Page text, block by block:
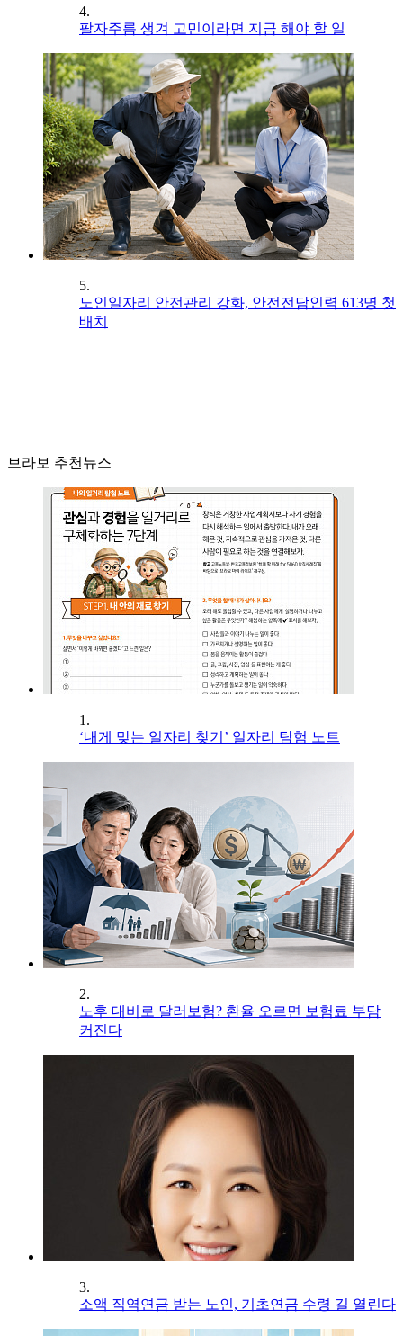
4.
팔자주름 생겨 고민이라면 지금 해야 할 일
5.
노인일자리 안전관리 강화, 안전전담인력 613명 첫
배치
브라보 추천뉴스
1.
‘내게 맞는 일자리 찾기’ 일자리 탐험 노트
2.
노후 대비로 달러보험? 환율 오르면 보험료 부담
커진다
3.
소액 직역연금 받는 노인, 기초연금 수령 길 열린다